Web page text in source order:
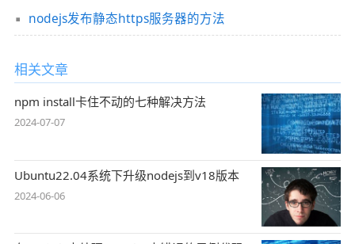
nodejs发布静态https服务器的方法
相关文章
npm install卡住不动的七种解决方法
2024-07-07
Ubuntu22.04系统下升级nodejs到v18版本
2024-06-06